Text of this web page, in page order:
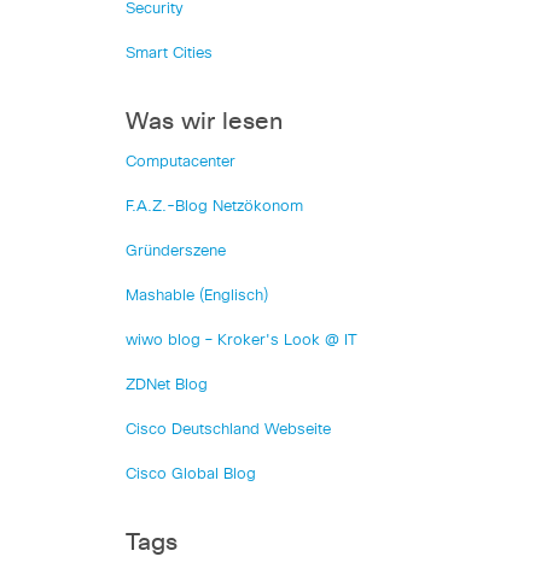
Security
Smart Cities
Was wir lesen
Computacenter
F.A.Z.-Blog Netzökonom
Gründerszene
Mashable (Englisch)
wiwo blog – Kroker's Look @ IT
ZDNet Blog
Cisco Deutschland Webseite
Cisco Global Blog
Tags